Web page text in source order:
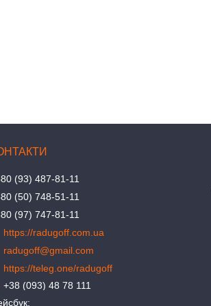
(93) 487-81-11
(50) 748-51-11
(97) 747-81-11
https://radugoff.com.ua
radugoff@gmail.com
https://teleg.one/radugoff
+38 (093) 48 78 111